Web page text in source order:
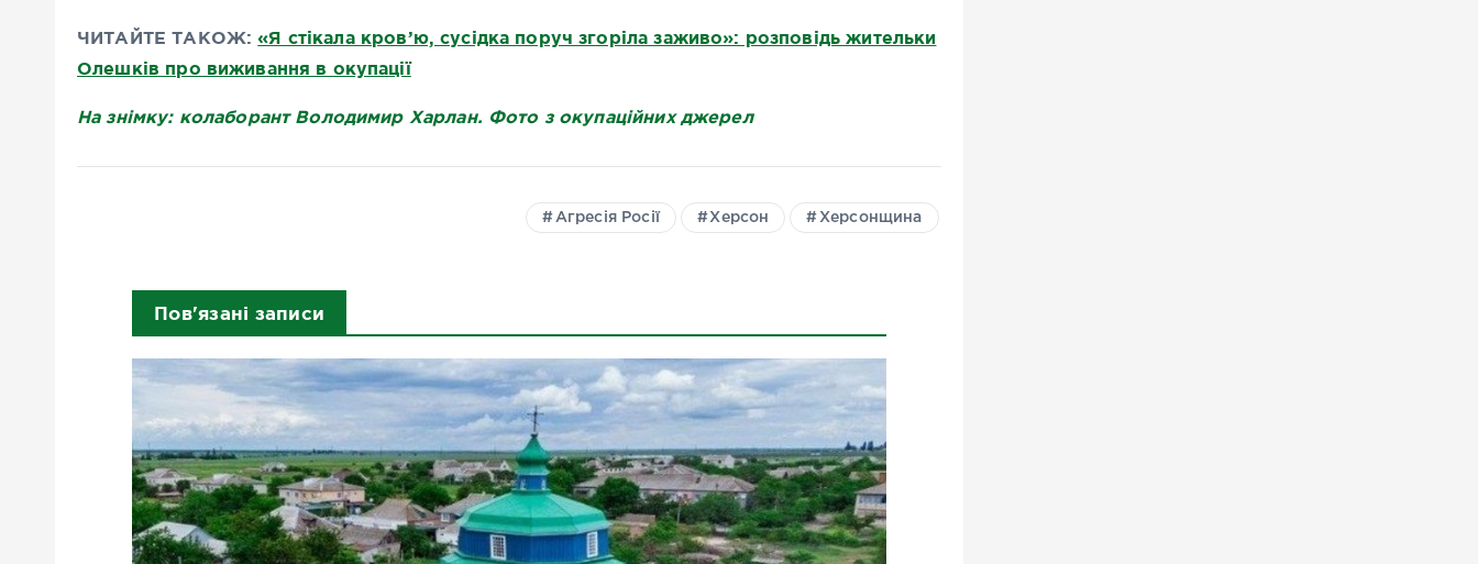
ЧИТАЙТЕ ТАКОЖ:«Я стікала кров’ю, сусідка поруч згоріла заживо»: розповідь жительки
Олешків про виживання в окупації
На знімку: колаборант Володимир Харлан. Фото з окупаційних джерел
Агресія Росії Херсон Херсонщина
Пов'язані записи